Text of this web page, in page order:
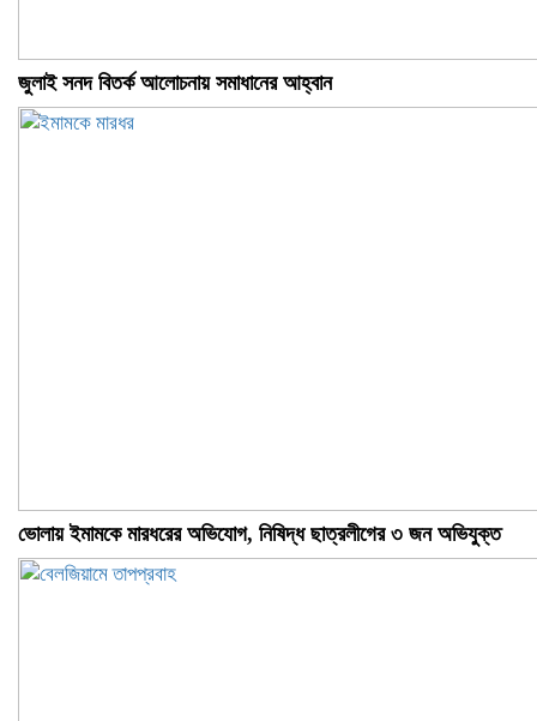
জুলাই সনদ বিতর্ক আলোচনায় সমাধানের আহ্বান
ভোলায় ইমামকে মারধরের অভিযোগ, নিষিদ্ধ ছাত্রলীগের ৩ জন অভিযুক্ত